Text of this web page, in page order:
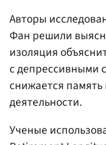
Авторы
Фан решили
изоляция
с депрессивными
снижается память
деятельности.
Ученые